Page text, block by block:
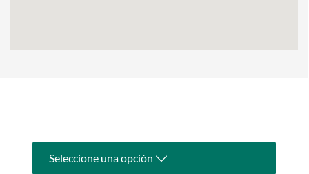
Seleccione una opción